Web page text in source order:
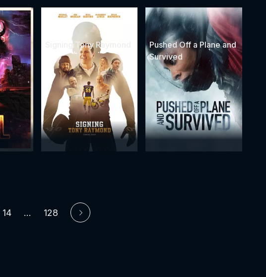
Signing Tony Raymond
Pushed Off a Plane and
Survived
14 ... 128